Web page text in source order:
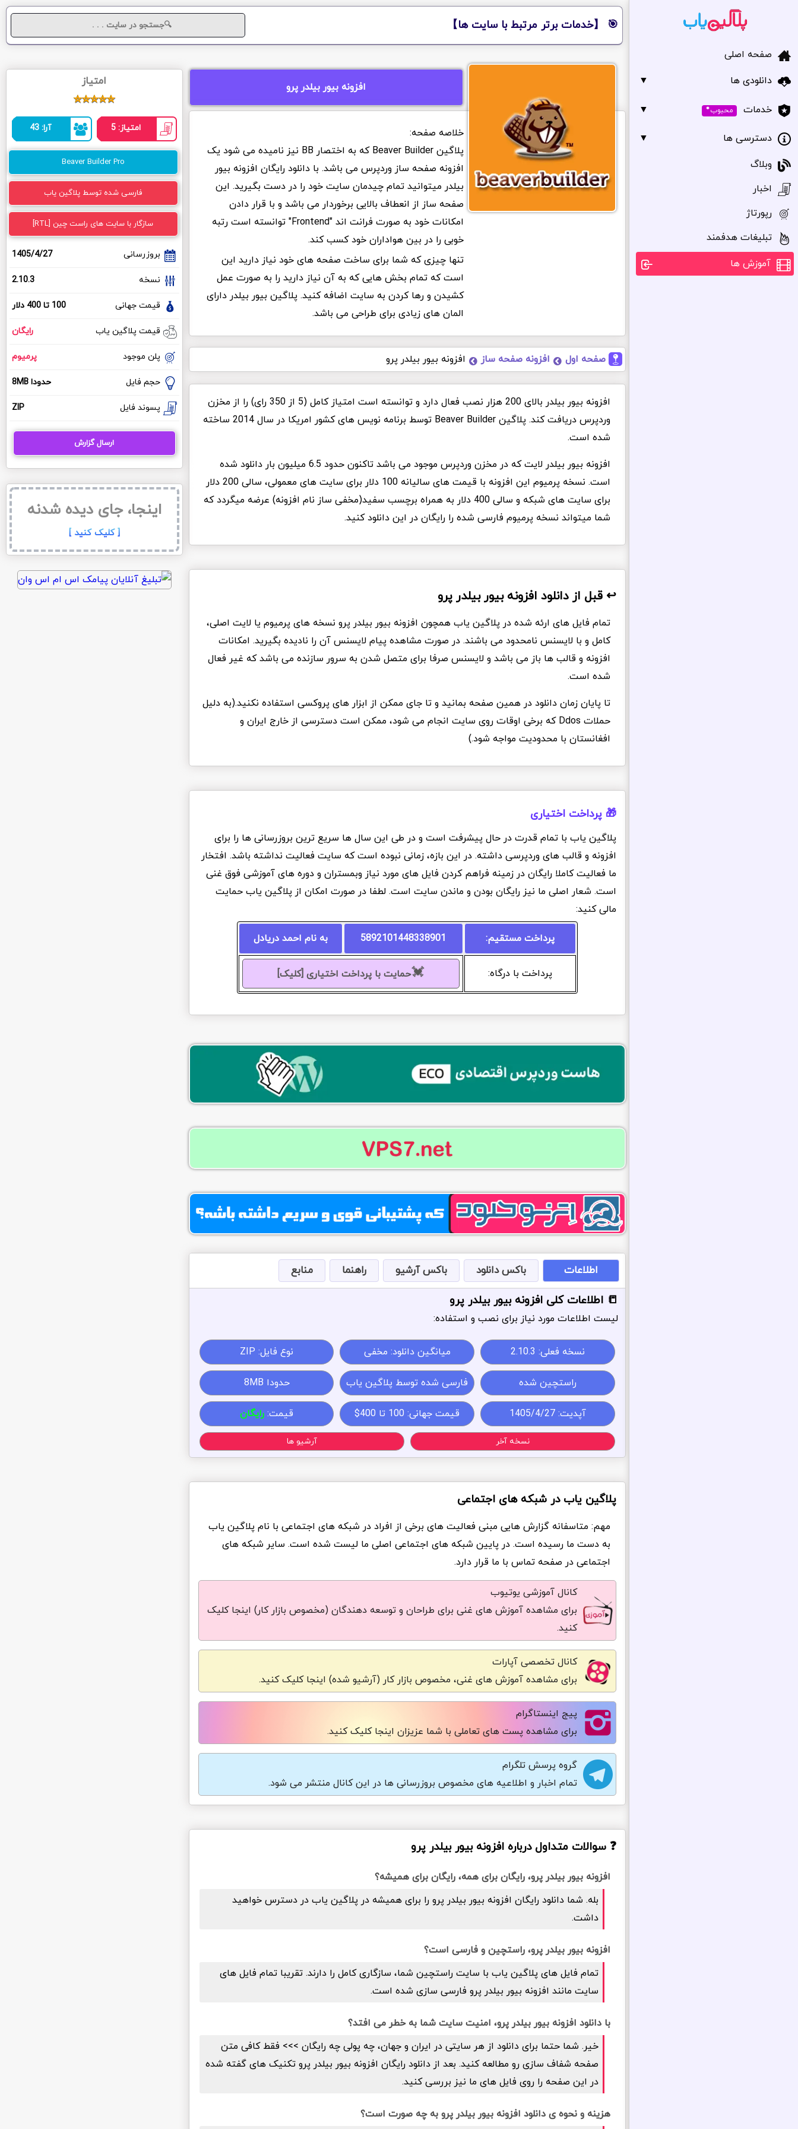
صفحه اصلی
دانلودی ها
▼
خدمات محبوب•
▼
دسترسی ها
▼
وبلاگ
اخبار
رپورتاژ
تبلیغات هدفمند
آموزش ها
🎯 【خدمات برتر مرتبط با سایت ها】
افزونه بیور بیلدر پرو
پلاگین Beaver Builder که به اختصار BB نیز نامیده می شود یک
افزونه صفحه ساز وردپرس می باشد. با دانلود رایگان افزونه بیور
بیلدر میتوانید تمام چیدمان سایت خود را در دست بگیرید. این
صفحه ساز از انعطاف بالایی برخوردار می باشد و با قرار دادن
امکانات خود به صورت فرانت اند "Frontend" توانسته است رتبه
خوبی را در بین هواداران خود کسب کند.
تنها چیزی که شما برای ساخت صفحه های خود نیاز دارید این
است که تمام بخش هایی که به آن نیاز دارید را به صورت عمل
کشیدن و رها کردن به سایت اضافه کنید. پلاگین بیور بیلدر دارای
المان های زیادی برای طراحی می باشد.
صفحه اول افزونه صفحه ساز افزونه بیور بیلدر پرو
افزونه بیور بیلدر بالای 200 هزار نصب فعال دارد و توانسته است امتیاز کامل (5 از 350 رای) را از مخزن
وردپرس دریافت کند. پلاگین Beaver Builder توسط برنامه نویس های کشور امریکا در سال 2014 ساخته
شده است.
افزونه بیور بیلدر لایت که در مخزن وردپرس موجود می باشد تاکنون حدود 6.5 میلیون بار دانلود شده
است. نسخه پرمیوم این افزونه با قیمت های سالیانه 100 دلار برای سایت های معمولی، سالی 200 دلار
برای سایت های شبکه و سالی 400 دلار به همراه برچسب سفید(مخفی ساز نام افزونه) عرضه میگردد که
شما میتواند نسخه پرمیوم فارسی شده را رایگان در این دانلود کنید.
↩️ قبل از دانلود افزونه بیور بیلدر پرو
تمام فایل های ارئه شده در پلاگین یاب همچون افزونه بیور بیلدر پرو نسخه های پرمیوم یا لایت اصلی،
کامل و با لایسنس نامحدود می باشند. در صورت مشاهده پیام لایسنس آن را نادیده بگیرید. امکانات
افزونه و قالب ها باز می باشد و لایسنس صرفا برای متصل شدن به سرور سازنده می باشد که غیر فعال
شده است.
تا پایان زمان دانلود در همین صفحه بمانید و تا جای ممکن از ابزار های پروکسی استفاده نکنید.(به دلیل
حملات Ddos که برخی اوقات روی سایت انجام می شود، ممکن است دسترسی از خارج ایران و
افغانستان با محدودیت مواجه شود.)
🎁 پرداخت اختیاری
پلاگین یاب با تمام قدرت در حال پیشرفت است و در طی این سال ها سریع ترین بروزرسانی ها را برای
افزونه و قالب های وردپرسی داشته. در این بازه، زمانی نبوده است که سایت فعالیت نداشته باشد. افتخار
ما فعالیت کاملا رایگان در زمینه فراهم کردن فایل های مورد نیاز وبمستران و دوره های آموزشی فوق غنی
است. شعار اصلی ما نیز رایگان بودن و ماندن سایت است. لطفا در صورت امکان از پلاگین یاب حمایت
مالی کنید:
پرداخت مستقیم: 5892101448338901 به نام احمد دریادل
پرداخت با درگاه: 💓حمایت با پرداخت اختیاری [کلیک]
اطلاعات باکس دانلود باکس آرشیو راهنما منابع
📒 اطلاعات کلی افزونه بیور بیلدر پرو
لیست اطلاعات مورد نیاز برای نصب و استفاده:
نسخه فعلی: 2.10.3 میانگین دانلود: مخفی نوع فایل: ZIP
راستچین شده فارسی شده توسط پلاگین یاب حدودا 8MB
آپدیت: 1405/4/27 قیمت جهانی: 100 تا 400$ قیمت: رایگان
نسخه آخر آرشیو ها
پلاگین یاب در شبکه های اجتماعی
مهم: متاسفانه گزارش هایی مبنی فعالیت های برخی از افراد در شبکه های اجتماعی با نام پلاگین یاب
به دست ما رسیده است. در پایین شبکه های اجتماعی اصلی ما لیست شده است. سایر شبکه های
اجتماعی در صفحه تماس با ما قرار دارد.
کانال آموزشی یوتیوب
برای مشاهده آموزش های غنی برای طراحان و توسعه دهندگان (مخصوص بازار کار) اینجا کلیک
کنید.
کانال تخصصی آپارات
برای مشاهده آموزش های غنی، مخصوص بازار کار (آرشیو شده) اینجا کلیک کنید.
پیج اینستاگرام
برای مشاهده پست های تعاملی با شما عزیزان اینجا کلیک کنید.
گروه پرسش تلگرام
تمام اخبار و اطلاعیه های مخصوص بروزرسانی ها در این کانال منتشر می شود.
❓ سوالات متداول درباره افزونه بیور بیلدر پرو
افزونه بیور بیلدر پرو، رایگان برای همه، رایگان برای همیشه؟
بله. شما دانلود رایگان افزونه بیور بیلدر پرو را برای همیشه در پلاگین یاب در دسترس خواهید
داشت.
افزونه بیور بیلدر پرو، راستچین و فارسی است؟
تمام فایل های پلاگین یاب با سایت راستچین شما، سازگاری کامل را دارند. تقریبا تمام فایل های
سایت مانند افزونه بیور بیلدر پرو فارسی سازی شده است.
با دانلود افزونه بیور بیلدر پرو، امنیت سایت شما به خطر می افتد؟
خیر. شما حتما برای دانلود از هر سایتی در ایران و جهان، چه پولی چه رایگان >>> فقط کافی متن
صفحه شفاف سازی رو مطالعه کنید. بعد از دانلود رایگان افزونه بیور بیلدر پرو تکنیک های گفته شده
در این صفحه را روی فایل های ما نیز بررسی کنید.
هزینه و نحوه ی دانلود افزونه بیور بیلدر پرو به چه صورت است؟
امتیاز
امتیاز: 5 آرا: 43
Beaver Builder Pro
فارسی شده توسط پلاگین یاب
سازگار با سایت های راست چین [RTL]
بروزرسانی 1405/4/27
نسخه 2.10.3
قیمت جهانی 100 تا 400 دلار
قیمت پلاگین یاب رایگان
پلن موجود پرمیوم
حجم فایل حدودا 8MB
پسوند فایل ZIP
ارسال گزارش
اینجا، جای دیده شدنه
[ کلیک کنید ]